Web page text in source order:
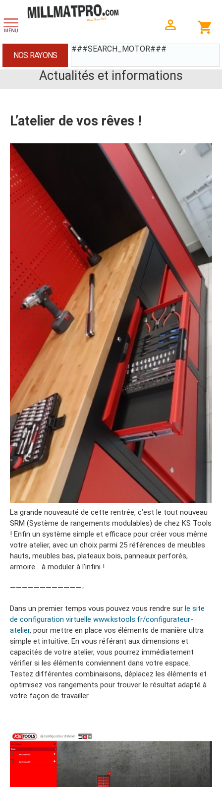
###SEARCH_MOTOR###
NOS RAYONS
Actualités et informations
L’atelier de vos rêves !
La grande nouveauté de cette rentrée, c’est le tout nouveau
SRM (Système de rangements modulables) de chez KS Tools
! Enfin un système simple et efficace pour créer vous même
votre atelier, avec un choix parmi 25 références de meubles
hauts, meubles bas, plateaux bois, panneaux perforés,
armoire… à moduler à l’infini !
————————————-
Dans un premier temps vous pouvez vous rendre sur le site
de configuration virtuelle www.kstools.fr/configurateur-
atelier, pour mettre en place vos éléments de manière ultra
simple et intuitive. En vous référant aux dimensions et
capacités de votre atelier, vous pourrez immédiatement
vérifier si les éléments conviennent dans votre espace.
Testez différentes combinaisons, déplacez les éléments et
optimisez vos rangements pour trouver le résultat adapté à
votre façon de travailler.